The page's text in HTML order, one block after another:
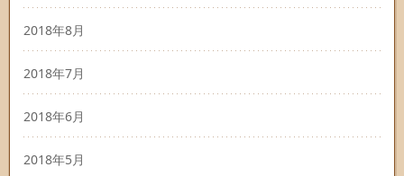
2018年8月
2018年7月
2018年6月
2018年5月